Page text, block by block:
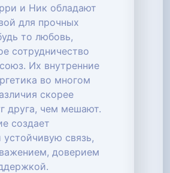
и Ник обладают
для прочных
то любовь,
сотрудничество
Их внутренние
во многом
скорее
друга, чем мешают.
создает
связь,
доверием